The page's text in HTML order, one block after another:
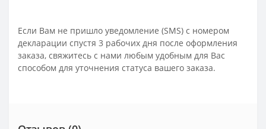
Если Вам не пришло уведомление (SMS) с номером
декларации спустя 3 рабочих дня после оформления
заказа, свяжитесь с нами любым удобным для Вас
способом для уточнения статуса вашего заказа.